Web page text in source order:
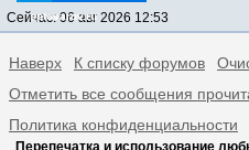
sptovarov.ru
Сейчас: 06 авг 2026 12:53
Наверх К списку форумов
Отметить все сообщения
Политика конфиденциальности